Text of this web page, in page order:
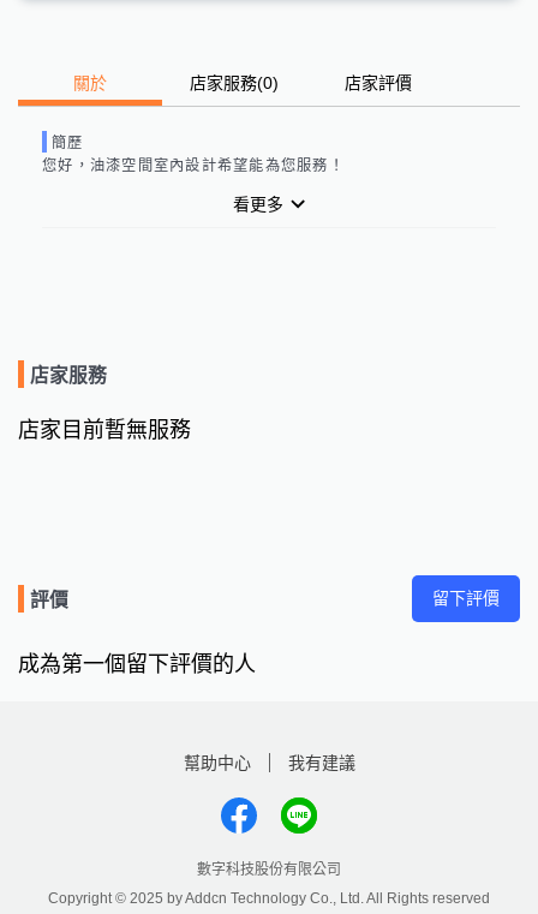
關於 店家服務(0) 店家評價
簡歷
您好， 油漆空間室內設計希望能為您服務！
看更多
店家服務
店家目前暫無服務
評價 留下評價
成為第一個留下評價的人
幫助中心 我有建議
數字科技股份有限公司
Copyright © 2025 by Addcn Technology Co., Ltd. All Rights reserved